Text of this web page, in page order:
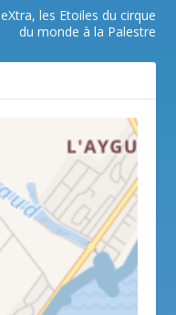
eXtra, les Etoiles du cirque
du monde à la Palestre